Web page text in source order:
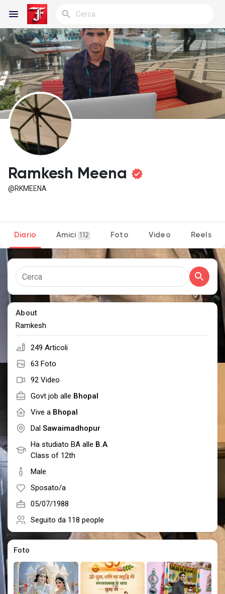
Reels
Discover Blogs
My Blogs
Discover Gruppi
Popular Posts
Developers
Social Networth OS
Creator Commerce
Launch Startup
Creator Award
Ramkesh Meena
@RKMEENA
Diario Amici 112 Foto Video Reels
About
Ramkesh
249 Articoli
63 Foto
92 Video
Govt job alle Bhopal
Vive a Bhopal
Dal Sawaimadhopur
Ha studiato BA alle B.A
Class of 12th
Male
Sposato/a
05/07/1988
Seguito da 118 people
Foto